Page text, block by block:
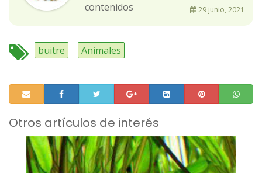
contenidos
29 junio, 2021
buitre Animales
Otros artículos de interés